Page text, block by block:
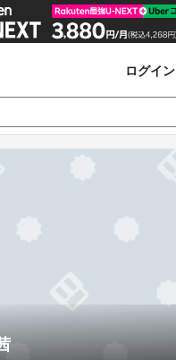
ログイン